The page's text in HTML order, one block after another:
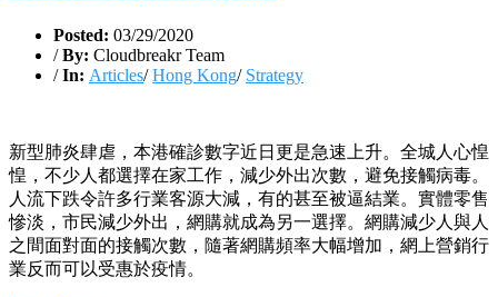
Posted: 03/29/2020
/ By: Cloudbreakr Team
/ In: Articles/Hong Kong/ Strategy
新型肺炎肆虐，本港確診數字近日更是急速上升。全城人心惶
惶，不少人都選擇在家工作，減少外出次數，避免接觸病毒。
人流下跌令許多行業客源大減，有的甚至被逼結業。實體零售
慘淡，市民減少外出，網購就成為另一選擇。網購減少人與人
之間面對面的接觸次數，隨著網購頻率大幅增加，網上營銷行
業反而可以受惠於疫情。